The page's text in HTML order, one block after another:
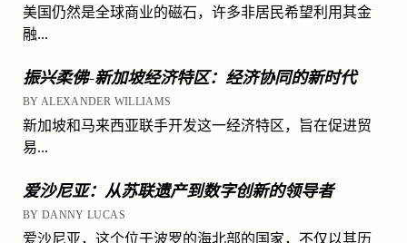
美国仍然是全球商业的磁石，许多非居民希望利用其金
融...
振兴柔佛-新加坡经济特区：经济协同的新时代
BY ALEXANDER WILLIAMS
新加坡和马来西亚联手开发这一经济特区，旨在促进贸
易...
爱沙尼亚：从苏联遗产到数字创新的领导者
BY DANNY LUCAS
爱沙尼亚，这个位于波罗的海北部的国家，不仅以其历